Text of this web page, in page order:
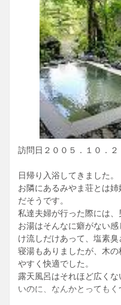
訪問日２００５．１０．
日帰り入浴してきました。
お隣にあるみやま荘とは
だそうです。
私達夫婦が行った際には、
お湯はそんなに癖がない
け流しだけあって、塩素臭
寝湯もありましたが、木
やすく快適でした。
露天風呂はそれほど広く
いのに、なんかとってもく